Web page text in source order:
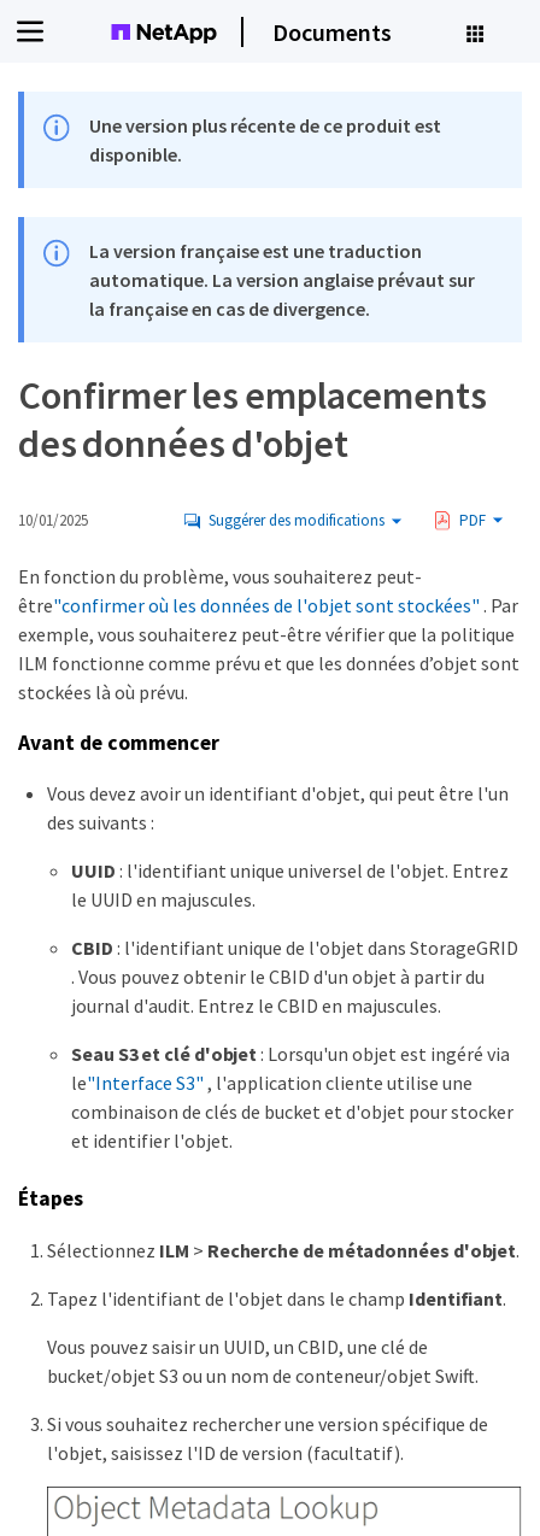
Documents
Une version plus récente de ce produit est
disponible.
La version française est une traduction
automatique. La version anglaise prévaut sur
la française en cas de divergence.
Confirmer les emplacements
des données d'objet
10/01/2025 Suggérer des modifications PDF
En fonction du problème, vous souhaiterez peut-
être"confirmer où les données de l'objet sont stockées" . Par
exemple, vous souhaiterez peut-être vérifier que la politique
ILM fonctionne comme prévu et que les données d’objet sont
stockées là où prévu.
Avant de commencer
Vous devez avoir un identifiant d'objet, qui peut être l'un
des suivants :
UUID : l'identifiant unique universel de l'objet. Entrez
le UUID en majuscules.
CBID : l'identifiant unique de l'objet dans StorageGRID
. Vous pouvez obtenir le CBID d'un objet à partir du
journal d'audit. Entrez le CBID en majuscules.
Seau S3 et clé d'objet: Lorsqu'un objet est ingéré via
le"Interface S3" , l'application cliente utilise une
combinaison de clés de bucket et d'objet pour stocker
et identifier l'objet.
Étapes
Sélectionnez ILM > Recherche de métadonnées d'objet.
Tapez l'identifiant de l'objet dans le champ Identifiant.
Vous pouvez saisir un UUID, un CBID, une clé de
bucket/objet S3 ou un nom de conteneur/objet Swift.
Si vous souhaitez rechercher une version spécifique de
l'objet, saisissez l'ID de version (facultatif).